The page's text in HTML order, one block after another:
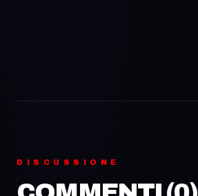
DISCUSSIONE